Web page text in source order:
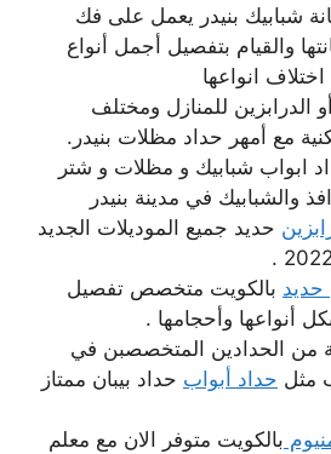
شبابيك بنيدر يعمل على فك
والقيام بتفصيل أجمل أنواع
انواعها
الدرابزين للمنازل ومختلف
مع أمهر حداد مظلات بنيدر.
ابواب شبابيك و مظلات و شتر
والشبابيك في مدينة بنيدر
حديد جميع الموديلات الجديد
حديد بالكويت متخصص تفصيل
أنواعها وأحجامها .
من الحدادين المتخصصبن في
مثل حداد أبواب حداد بيبان ممتاز
بالكويت متوفر الان مع معلم